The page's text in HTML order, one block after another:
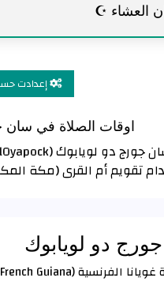
العشاء ☪
إعدادت حساب المواقيت
اوقات الصلاة في سان
تقويم أم القرى (مكة
دو لويابوك